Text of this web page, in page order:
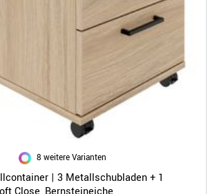
8 weitere Varianten
| 3 Metallschubladen + 1